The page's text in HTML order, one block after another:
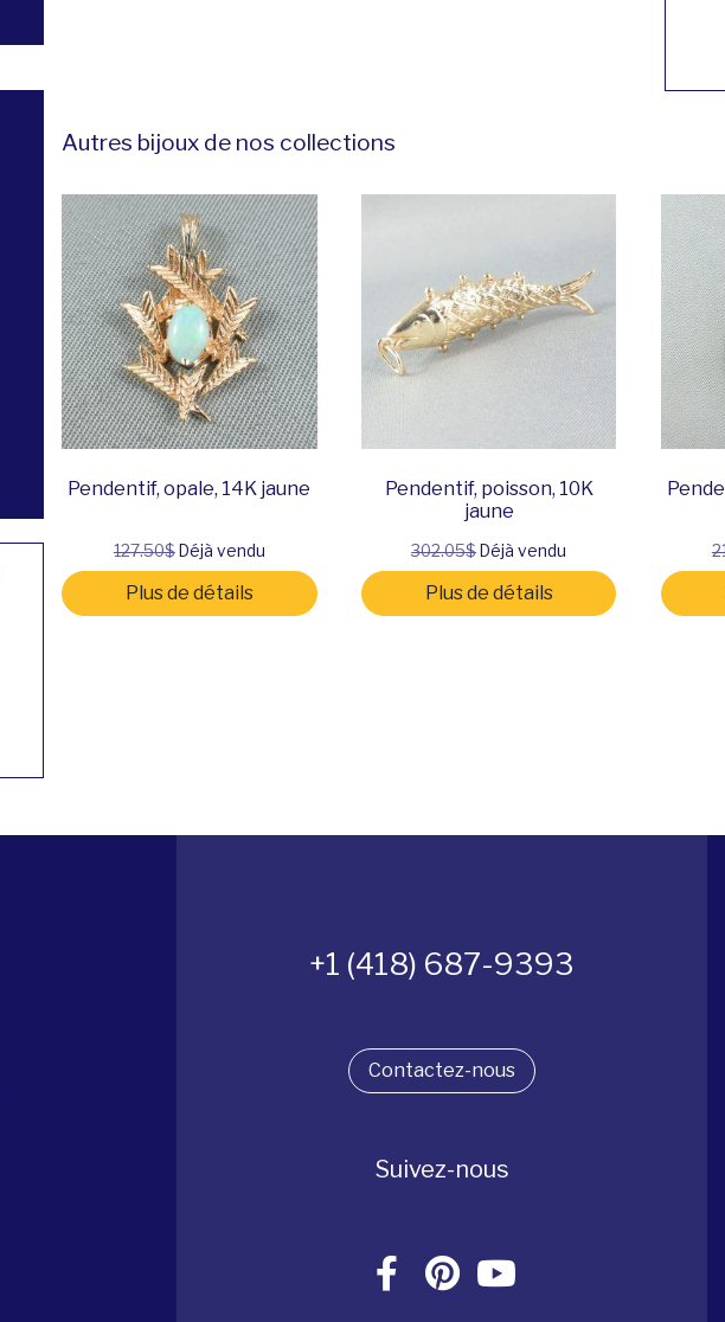
Autres bijoux de nos collections
Pendentif, opale, 14K jaune
127.50$Déjà vendu
Plus de détails
Pendentif, poisson, 10K
jaune
302.05$ Déjà vendu
Plus de détails
+1 (418) 687-9393
Contactez-nous
Suivez-nous